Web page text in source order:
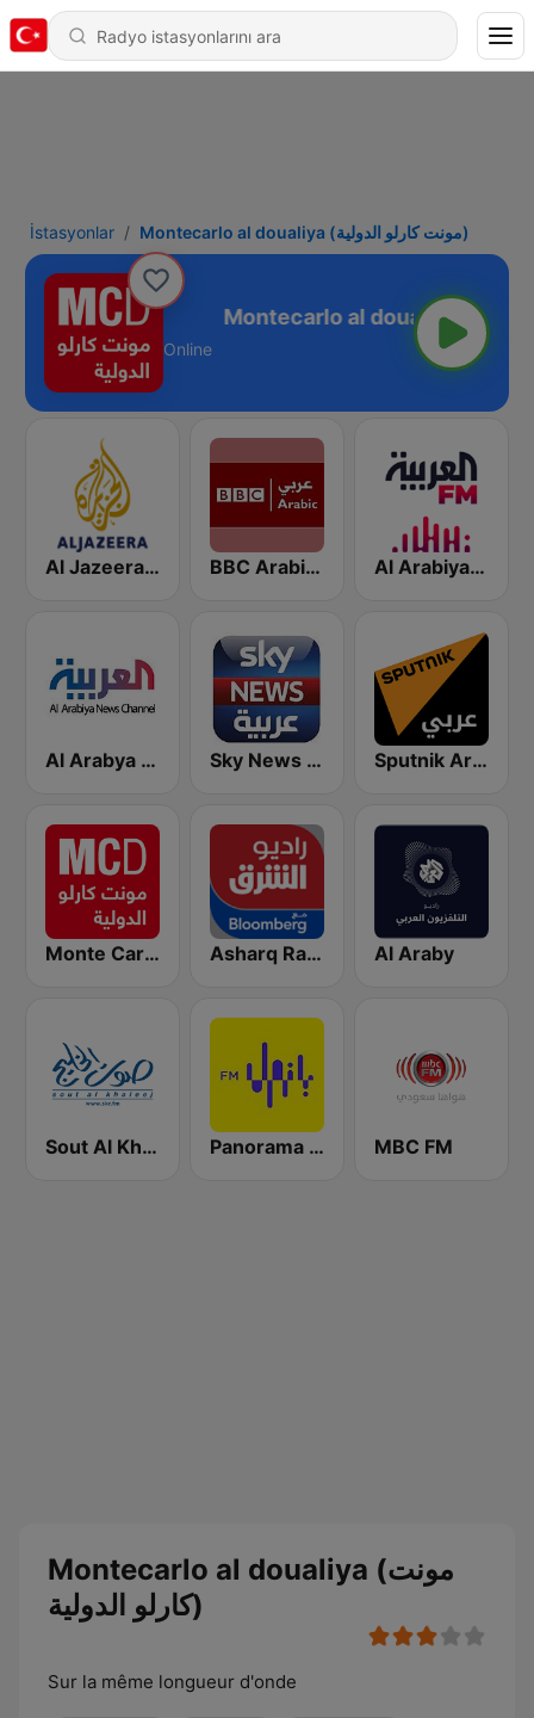
İstasyonlar Montecarlo al doualiya (مونت كارلو الدولية)
Montecarlo al doualiya (مونت كارلو الدولية)
Online
Al Jazeera Arabic (قناة الجزيرة) BBC Arabic (إذاعة بي بي سي العربية) Al Arabiya (العربية FM)
Al Arabya (العربية FM) Sky News Arabia (سكاي نيوز عربية) Sputnik Arabic (عربي)
Monte Carlo Doualiya Asharq Radio with Bloomberg Al Araby
Sout Al Khaleej FM صوت الخليج Panorama FM MBC FM
Montecarlo al doualiya (مونت
كارلو الدولية)
Sur la même longueur d'onde